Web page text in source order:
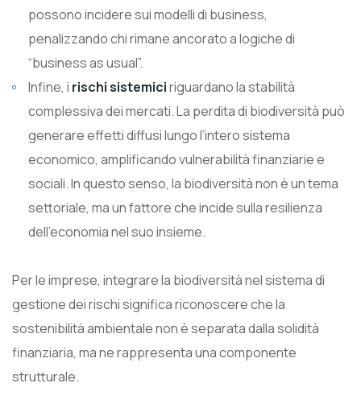
possono incidere sui modelli di business,
penalizzando chi rimane ancorato a logiche di
“business as usual”.
Infine, i rischi sistemiciriguardano la stabilità
complessiva dei mercati. La perdita di biodiversità può
generare effetti diffusi lungo l’intero sistema
economico, amplificando vulnerabilità finanziarie e
sociali. In questo senso, la biodiversità non è un tema
settoriale, ma un fattore che incide sulla resilienza
dell’economia nel suo insieme.
Per le imprese, integrare la biodiversità nel sistema di
gestione dei rischi significa riconoscere che la
sostenibilità ambientale non è separata dalla solidità
finanziaria, ma ne rappresenta una componente
strutturale.